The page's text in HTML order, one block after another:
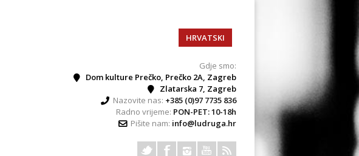
HRVATSKI
Gdje smo:
Dom kulture Prečko, Prečko 2A, Zagreb
Zlatarska 7, Zagreb
Nazovite nas: +385 (0)97 7735 836
Radno vrijeme: PON-PET: 10-18h
Pišite nam: info@ludruga.hr